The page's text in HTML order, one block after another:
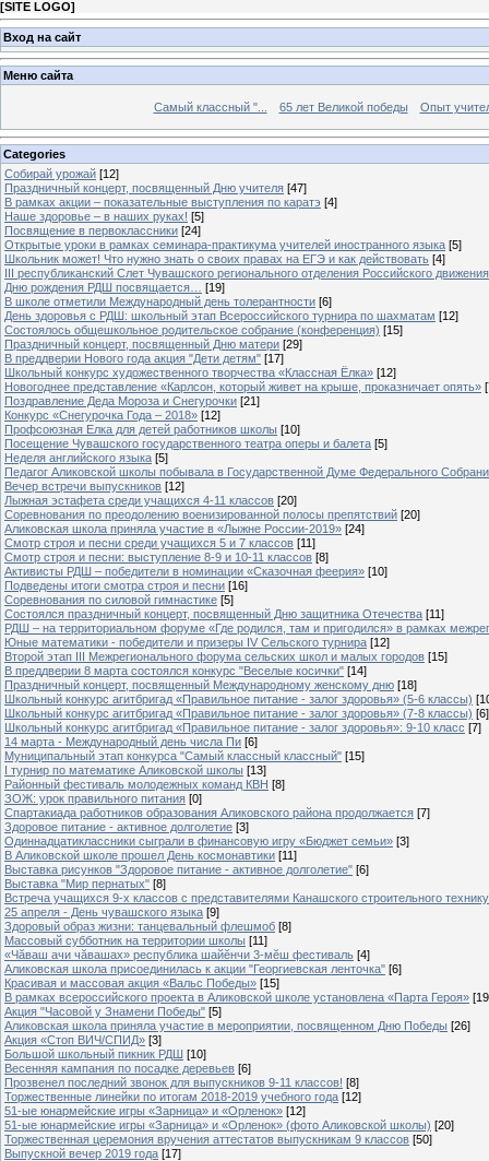
[SITE LOGO]
Вход на сайт
Меню сайта
Самый классный "... 65 лет Великой победы Опыт
Categories
Собирай урожай [12]
Праздничный концерт, посвященный Дню учителя [47]
В рамках акции – показательные выступления по каратэ [4]
Наше здоровье – в наших руках! [5]
Посвящение в первоклассники [24]
Открытые уроки в рамках семинара-практикума учителей иностранного языка [5]
Школьник может! Что нужно знать о своих правах на ЕГЭ и как действовать [4]
III республиканский Слет Чувашского регионального отделения Российского
Дню рождения РДШ посвящается…
[19]
В школе отметили Международный день толерантности [6]
День здоровья с РДШ: школьный этап Всероссийского турнира по шахматам [12]
Состоялось общешкольное родительское собрание (конференция) [15]
Праздничный концерт, посвященный Дню матери [29]
В преддверии Нового года акция "Дети детям" [17]
Школьный конкурс художественного творчества «Классная Ёлка» [12]
Новогоднее представление «Карлсон, который живет на крыше, проказничает опять»
Поздравление Деда Мороза и Снегурочки [21]
Конкурс «Снегурочка Года – 2018» [12]
Профсоюзная Елка для детей работников школы [10]
Посещение Чувашского государственного театра оперы и балета [5]
Неделя английского языка [5]
Педагог Аликовской школы побывала в Государственной Думе Федерального
Вечер встречи выпускников [12]
Лыжная эстафета среди учащихся 4-11 классов [20]
Cоревнования по преодолению военизированной полосы препятствий [20]
Аликовская школа приняла участие в «Лыжне России-2019» [24]
Смотр строя и песни среди учащихся 5 и 7 классов [11]
Смотр строя и песни: выступление 8-9 и 10-11 классов [8]
Активисты РДШ – победители в номинации «Сказочная феерия» [10]
Подведены итоги смотра строя и песни [16]
Соревнования по силовой гимнастике [5]
Состоялся праздничный концерт, посвященный Дню защитника Отечества [11]
РДШ – на территориальном форуме «Где родился, там и пригодился» в рамках
Юные математики - победители и призеры IV Сельского турнира [12]
Второй этап III Межрегионального форума сельских школ и малых городов [15]
В преддверии 8 марта состоялся конкурс "Веселые косички" [14]
Праздничный концерт, посвященный Международному женскому дню [18]
Школьный конкурс агитбригад «Правильное питание - залог здоровья» (5-6 классы)
Школьный конкурс агитбригад «Правильное питание - залог здоровья» (7-8 классы) [6]
Школьный конкурс агитбригад «Правильное питание - залог здоровья»: 9-10 класс [7]
14 марта - Международный день числа Пи [6]
Муниципальный этап конкурса "Самый классный классный" [15]
I турнир по математике Аликовской школы [13]
Районный фестиваль молодежных команд КВН [8]
ЗОЖ: урок правильного питания [0]
Спартакиада работников образования Аликовского района продолжается [7]
Здоровое питание - активное долголетие [3]
Одиннадцатиклассники сыграли в финансовую игру «Бюджет семьи» [3]
В Аликовской школе прошел День космонавтики [11]
Выставка рисунков "Здоровое питание - активное долголетие" [6]
Выставка "Мир пернатых" [8]
Встреча учащихся 9-х классов с представителями Канашского строительного
25 апреля - День чувашского языка [9]
Здоровый образ жизни: танцевальный флешмоб [8]
Массовый субботник на территории школы [11]
«Чăваш ачи чăвашах» республика шайĕнчи 3-мĕш фестиваль [4]
Аликовская школа присоединилась к акции "Георгиевская ленточка" [6]
Красивая и массовая акция «Вальс Победы» [15]
В рамках всероссийского проекта в Аликовской школе установлена «Парта Героя»
Акция "Часовой у Знамени Победы" [5]
Аликовская школа приняла участие в мероприятии, посвященном Дню Победы [26]
Акция «Стоп ВИЧ/СПИД» [3]
Большой школьный пикник РДШ [10]
Весенняя кампания по посадке деревьев [6]
Прозвенел последний звонок для выпускников 9-11 классов! [8]
Торжественные линейки по итогам 2018-2019 учебного года [12]
51-ые юнармейские игры «Зарница» и «Орленок» [12]
51-ые юнармейские игры «Зарница» и «Орленок» (фото Аликовской школы) [20]
Торжественная церемония вручения аттестатов выпускникам 9 классов [50]
Выпускной вечер 2019 года [17]